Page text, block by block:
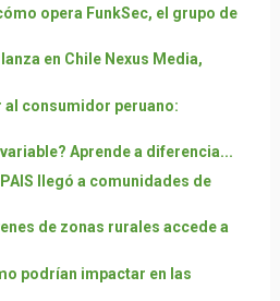
opera FunkSec, el grupo de
en Chile Nexus Media,
al consumidor peruano:
Aprende a diferencia...
llegó a comunidades de
de zonas rurales accede a
podrían impactar en las